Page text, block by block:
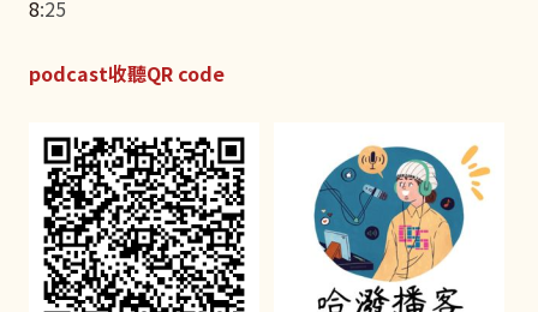
8:25
podcast收聽QR code